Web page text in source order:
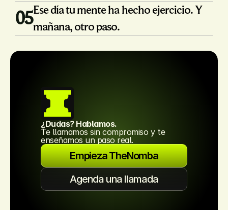
05Ese día tu mente ha hecho ejercicio. Y
mañana, otro paso.
¿Dudas? Hablamos.
Te llamamos sin compromiso y te
enseñamos un paso real.
Empieza TheNomba
Agenda una llamada